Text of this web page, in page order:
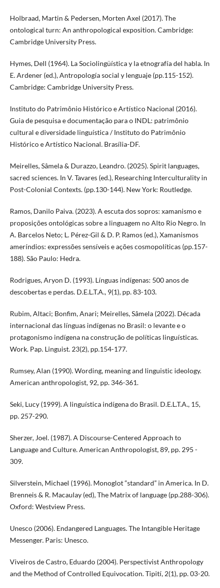
Holbraad, Martin & Pedersen, Morten Axel (2017). The
ontological turn: An anthropological exposition. Cambridge:
Cambridge University Press.
Hymes, Dell (1964). La Sociolingüística y la etnografía del habla. In
E. Ardener (ed.), Antropología social y lenguaje (pp.115-152).
Cambridge: Cambridge University Press.
Instituto do Patrimônio Histórico e Artístico Nacional (2016).
Guia de pesquisa e documentação para o INDL: patrimônio
cultural e diversidade linguística / Instituto do Patrimônio
Histórico e Artístico Nacional. Brasília-DF.
Meirelles, Sâmela & Durazzo, Leandro. (2025). Spirit languages,
sacred sciences. In V. Tavares (ed.), Researching Interculturality in
Post-Colonial Contexts. (pp.130-144). New York: Routledge.
Ramos, Danilo Paiva. (2023). A escuta dos sopros: xamanismo e
proposições ontológicas sobre a linguagem no Alto Rio Negro. In
A. Barcelos Neto; L. Pérez-Gil & D. P. Ramos (ed.), Xamanismos
ameríndios: expressões sensíveis e ações cosmopolíticas (pp.157-
188). São Paulo: Hedra.
Rodrigues, Aryon D. (1993). Línguas indígenas: 500 anos de
descobertas e perdas. D.E.L.T.A., 9(1), pp. 83-103.
Rubim, Altaci; Bonfim, Anari; Meirelles, Sâmela (2022). Década
internacional das línguas indígenas no Brasil: o levante e o
protagonismo indígena na construção de políticas linguísticas.
Work. Pap. Linguist. 23(2), pp.154-177.
Rumsey, Alan (1990). Wording, meaning and linguistic ideology.
American anthropologist, 92, pp. 346-361.
Seki, Lucy (1999). A linguística indígena do Brasil. D.E.L.T.A., 15,
pp. 257-290.
Sherzer, Joel. (1987). A Discourse-Centered Approach to
Language and Culture. American Anthropologist, 89, pp. 295 -
309.
Silverstein, Michael (1996). Monoglot “standard” in America. In D.
Brenneis & R. Macaulay (ed), The Matrix of language (pp.288-306).
Oxford: Westview Press.
Unesco (2006). Endangered Languages. The Intangible Heritage
Messenger. Paris: Unesco.
Viveiros de Castro, Eduardo (2004). Perspectivist Anthropology
and the Method of Controlled Equivocation. Tipití, 2(1), pp. 03-20.